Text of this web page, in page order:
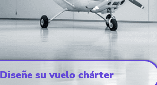
Diseñe su vuelo chárter